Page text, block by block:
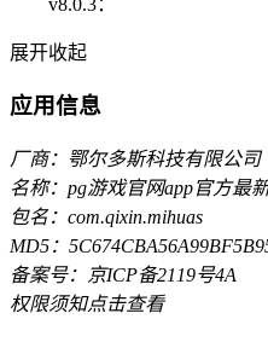
展开收起
应用信息
厂商：鄂尔多斯科技有限公司
名称：pg游戏官网app官方最
包名：com.qixin.mihuas
MD5：
备案号：京ICP备2119号4A
权限须知点击查看